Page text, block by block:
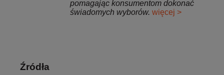
pomagając konsumentom dokonać
świadomych wyborów. więcej >
Źródła